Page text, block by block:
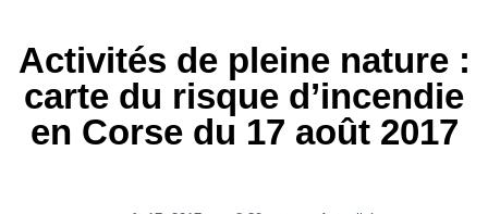
Activités de pleine nature :
carte du risque d’incendie
en Corse du 17 août 2017